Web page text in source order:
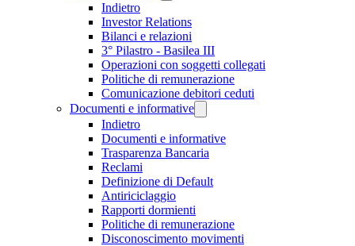
Indietro
Investor Relations
Bilanci e relazioni
3° Pilastro - Basilea III
Operazioni con soggetti collegati
Politiche di remunerazione
Comunicazione debitori ceduti
Documenti e informative
Indietro
Documenti e informative
Trasparenza Bancaria
Reclami
Definizione di Default
Antiriciclaggio
Rapporti dormienti
Politiche di remunerazione
Disconoscimento movimenti